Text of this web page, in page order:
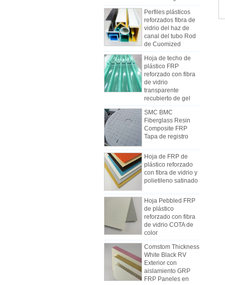
Perfiles plásticos
reforzados fibra de
vidrio del haz de
canal del tubo Rod
de Cuomized
Hoja de techo de
plástico FRP
reforzado con fibra
de vidrio
transparente
recubierto de gel
SMC BMC
Fiberglass Resin
Composite FRP
Tapa de registro
Hoja de FRP de
plástico reforzado
con fibra de vidrio y
polietileno satinado
Hoja Pebbled FRP
de plástico
reforzado con fibra
de vidrio COTA de
color
Comstom Thickness
White Black RV
Exterior con
aislamiento GRP
FRP Paneles en
venta
Cómo elegir paneles de
carrocería de camiones
refrigerados
Debido al costo, la instalación y la
construcción, los paneles de
camionetas frigoríficas se fabricaron
gradualmente con paneles
compuestos de FRP. Los paneles
compuestos FRP están hechos de
pisos FRP y se utilizan como dos
capas de la parte inferior y superior,
además del papel de controlar el
peso, y también tienen buena
resistencia al impacto. La capa
intermedia utiliza diferentes tipos de
materiales de núcleo, como
material de núcleo de panal PP,
material de núcleo XPS, material de
núcleo de PU, etc.
Las diferencias entre la hoja de
mecanismo de FRP y las hojas de
Lay Lay-up
Al comienzo de la industria, la
mano de obra generalmente se
usaba para fabricar FRP, pero la
mayoría de los fabricantes usan la
línea de producción para producir
hojas de FRP ahora. La hoja de
mecanismo de FRP reemplazó